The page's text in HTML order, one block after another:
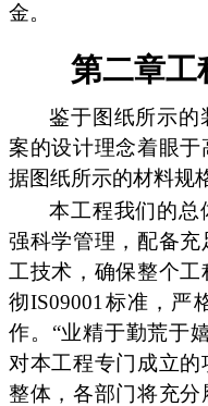
金。
第二章工
鉴于图纸所示的
案的设计理念着眼
据图纸所示的材料规
本工程我们的总
强科学管理，配备
工技术，确保整个
彻IS09001标准，严
作。“业精于勤荒于
对本工程专门成立
整体，各部门将充